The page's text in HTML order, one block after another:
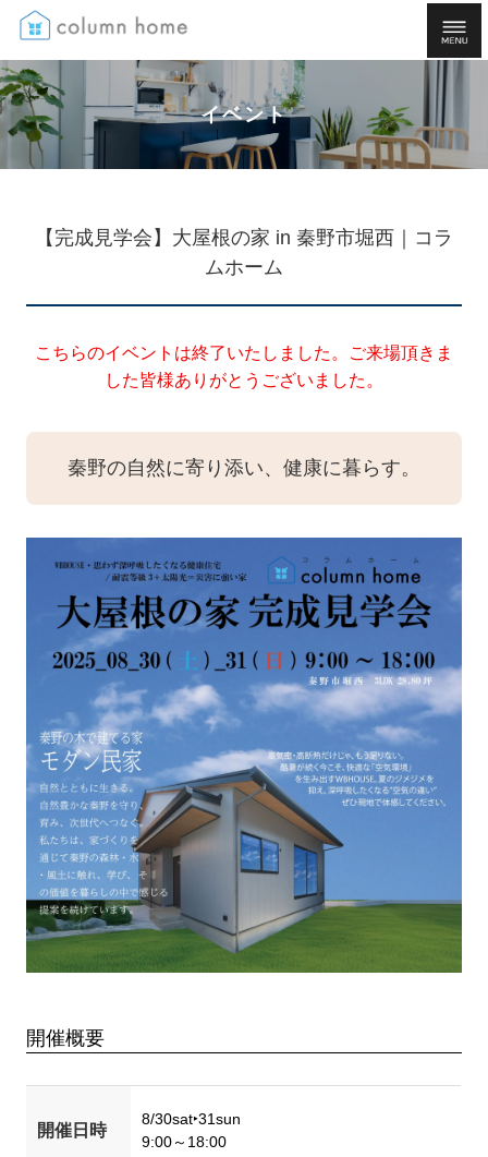
イベント
【完成見学会】大屋根の家 in 秦野市堀西｜コラ
ムホーム
こちらのイベントは終了いたしました。ご来場頂きま
した皆様ありがとうございました。
秦野の自然に寄り添い、健康に暮らす。
開催概要
開催日時
8/30sat‣31sun
9:00～18:00